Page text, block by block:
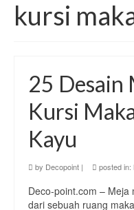
Produk
Meja
Meja
Meja Makan
Meja Nakas
Meja Rias
kursi
25 Desain
Kursi
Kayu
by Decopoint | posted in:
Deco-point.com –
dari sebuah ruang